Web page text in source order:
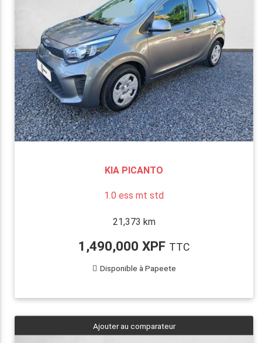
KIA PICANTO
1.0 ess mt std
21,373 km
1,490,000 XPF TTC
Disponible à Papeete
Ajouter au comparateur